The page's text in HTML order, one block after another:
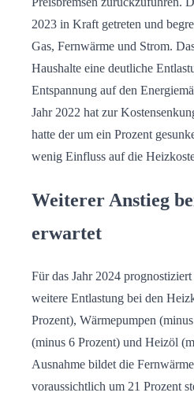
2023 in Kraft getreten und
Gas, Fernwärme und Strom.
Haushalte eine deutliche
Entspannung auf den
Jahr 2022 hat zur
hatte der um ein Prozent
wenig Einfluss auf die
Weiterer Anstieg
erwartet
Für das Jahr 2024
weitere Entlastung bei den
Prozent), Wärmepumpen
(minus 6 Prozent) und Heizöl
Ausnahme bildet die
voraussichtlich um 21 Prozent